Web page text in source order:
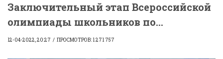
Заключительный этап Всероссийской
олимпиады школьников по...
12-04-2022, 20:27 ПРОСМОТРОВ: 1 271 757